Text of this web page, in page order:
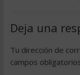
Deja una
Tu dirección de
campos